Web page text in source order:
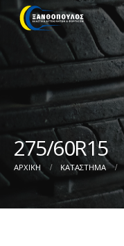
275/60R15
ΑΡΧΙΚΉ ΚΑΤΆΣΤΗΜΑ